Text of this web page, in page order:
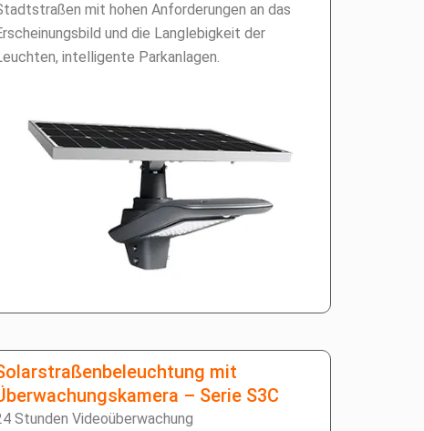
mit hohen Anforderungen an das
und die Langlebigkeit der
intelligente Parkanlagen.
mit
– Serie S3C
Stunden Videoüberwachung